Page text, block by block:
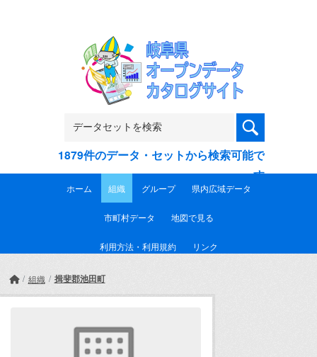
1879件のデータ・セットから検索可能で
す
ホーム 組織 グループ 県内広域データ
市町村データ 地図で見る
利用方法・利用規約 リンク
組織 揖斐郡池田町